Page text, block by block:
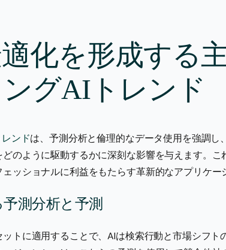
化を形成する
グAIトレンド
ンドは、予測分析と倫理的なデータ使用を強調し
のように駆動するかに深刻な影響を与えます。こ
ッショナルに利益をもたらす革新的なアプリケー
測分析と予測
トに適用することで、AIは検索行動と市場シフト